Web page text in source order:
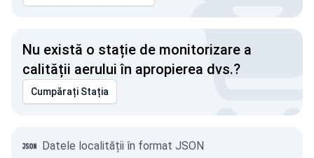
Nu există o stație de monitorizare a
calității aerului în apropierea dvs.?
Cumpărați Stația
Datele localității în format JSON